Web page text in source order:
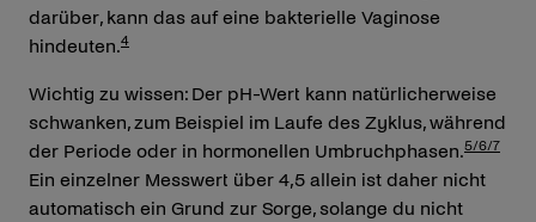
darüber, kann das auf eine bakterielle Vaginose
hindeuten.4
Wichtig zu wissen: Der pH-Wert kann natürlicherweise
schwanken, zum Beispiel im Laufe des Zyklus, während
der Periode oder in hormonellen Umbruchphasen.5/6/7
Ein einzelner Messwert über 4,5 allein ist daher nicht
automatisch ein Grund zur Sorge, solange du nicht